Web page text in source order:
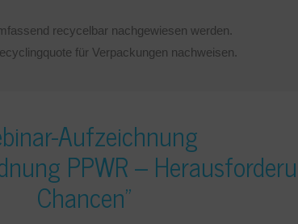
recycelbar nachgewiesen werden.
für Verpackungen nachweisen.
Aufzeichnung
PPWR –
Chancen”